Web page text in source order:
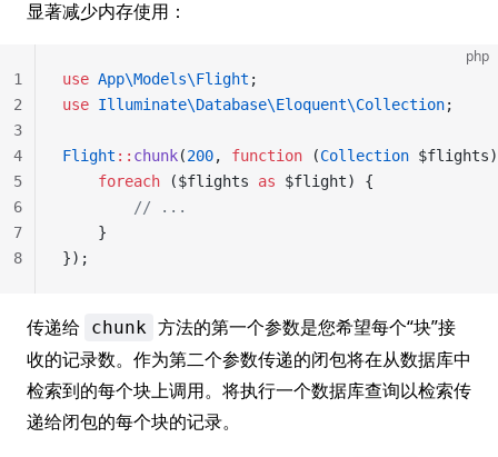
显著减少内存使用：
php
use App\Models\Flight ;
use Illuminate\Database\Eloquent\Collection;
Flight :: chunk(200, function (Collection
    foreach
($flights as $flight) {
        // ...
    }
});
1
2
3
4
5
6
7
8
传递给 chunk 方法的第一个参数是您希望每个“块”接
收的记录数。作为第二个参数传递的闭包将在从数据库中
检索到的每个块上调用。将执行一个数据库查询以检索传
递给闭包的每个块的记录。